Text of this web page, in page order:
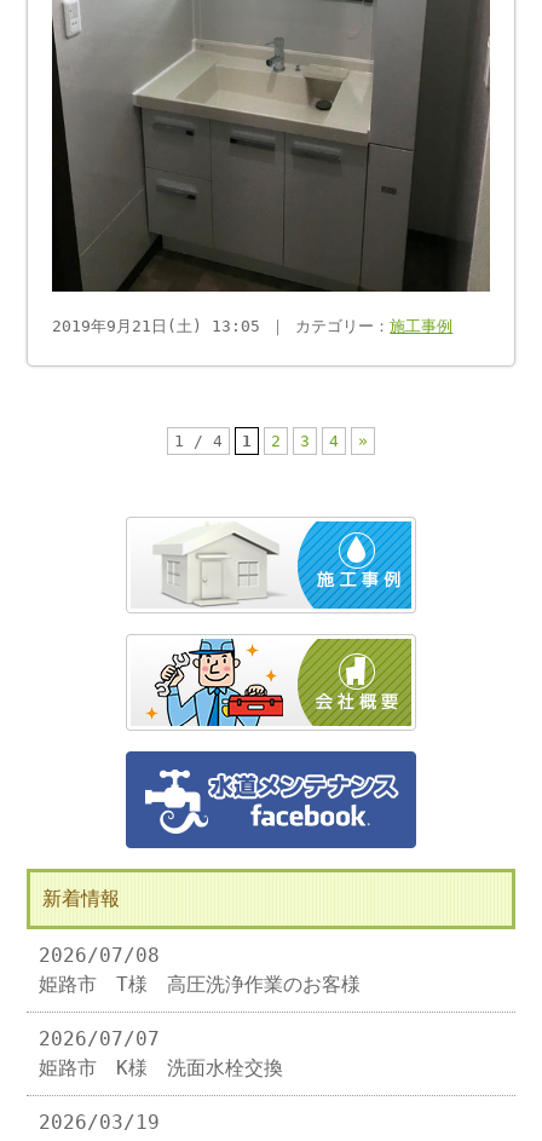
2019年9月21日(土) 13:05 ｜ カテゴリー：施工事例
1 / 4 1 2 3 4 »
新着情報
2026/07/08
姫路市 T様 高圧洗浄作業のお客様
2026/07/07
姫路市 K様 洗面水栓交換
2026/03/19